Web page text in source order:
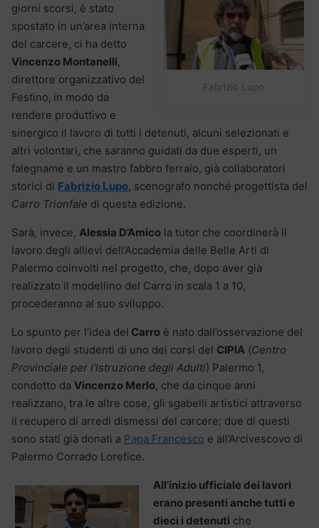
Fabrizio Lupo
giorni scorsi, è stato
spostato in un’area interna
del carcere, ci ha detto
Vincenzo Montanelli,
direttore organizzativo del
Festino, in modo da
rendere produttivo e
sinergico il lavoro di tutti i detenuti, alcuni selezionati e
altri volontari, che saranno guidati da due esperti, un
falegname e un mastro fabbro ferraio, già collaboratori
storici di Fabrizio Lupo, scenografo nonché progettista del
Carro Trionfale di questa edizione.
Sarà, invece, Alessia D’Amico la tutor che coordinerà il
lavoro degli allievi dell’Accademia delle Belle Arti di
Palermo coinvolti nel progetto, che, dopo aver già
realizzato il modellino del Carro in scala 1 a 10,
procederanno al suo sviluppo.
Lo spunto per l’idea del Carro è nato dall’osservazione del
lavoro degli studenti di uno dei corsi del CIPIA (Centro
Provinciale per l’Istruzione degli Adulti) Palermo 1,
condotto da Vincenzo Merlo, che da cinque anni
realizzano, tra le altre cose, gli sgabelli artistici attraverso
il recupero di arredi dismessi del carcere; due di questi
sono stati già donati a Papa Francesco e all’Arcivescovo di
Palermo Corrado Lorefice.
All’inizio ufficiale dei lavori
erano presenti anche tutti e
dieci i detenuti che